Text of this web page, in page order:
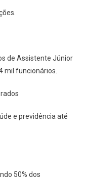
de Assistente Júnior
mil funcionários.
e previdência até
50% dos